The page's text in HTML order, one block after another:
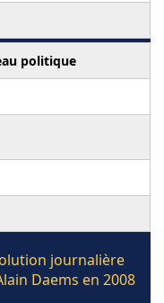
politique
journalière
Daems en 2008